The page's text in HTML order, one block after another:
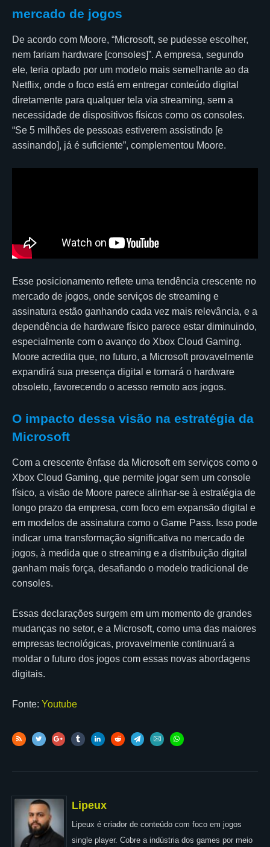
mercado de jogos
De acordo com Moore, “Microsoft, se pudesse escolher,
nem fariam hardware [consoles]”. A empresa, segundo
ele, teria optado por um modelo mais semelhante ao da
Netflix, onde o foco está em entregar conteúdo digital
diretamente para qualquer tela via streaming, sem a
necessidade de dispositivos físicos como os consoles.
“Se 5 milhões de pessoas estiverem assistindo [e
assinando], já é suficiente”, complementou Moore.
Esse posicionamento reflete uma tendência crescente no
mercado de jogos, onde serviços de streaming e
assinatura estão ganhando cada vez mais relevância, e a
dependência de hardware físico parece estar diminuindo,
especialmente com o avanço do Xbox Cloud Gaming.
Moore acredita que, no futuro, a Microsoft provavelmente
expandirá sua presença digital e tornará o hardware
obsoleto, favorecendo o acesso remoto aos jogos.
O impacto dessa visão na estratégia da
Microsoft
Com a crescente ênfase da Microsoft em serviços como o
Xbox Cloud Gaming, que permite jogar sem um console
físico, a visão de Moore parece alinhar-se à estratégia de
longo prazo da empresa, com foco em expansão digital e
em modelos de assinatura como o Game Pass. Isso pode
indicar uma transformação significativa no mercado de
jogos, à medida que o streaming e a distribuição digital
ganham mais força, desafiando o modelo tradicional de
consoles.
Essas declarações surgem em um momento de grandes
mudanças no setor, e a Microsoft, como uma das maiores
empresas tecnológicas, provavelmente continuará a
moldar o futuro dos jogos com essas novas abordagens
digitais.
Fonte: Youtube
Lipeux
Lipeux é criador de conteúdo com foco em jogos
single player. Cobre a indústria dos games por meio